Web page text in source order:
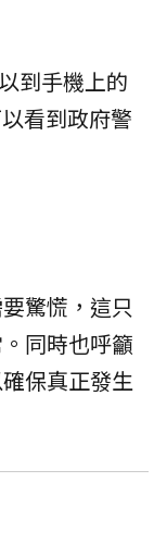
到手機上的
看到政府警
驚慌，這只
同時也呼籲
保真正發生